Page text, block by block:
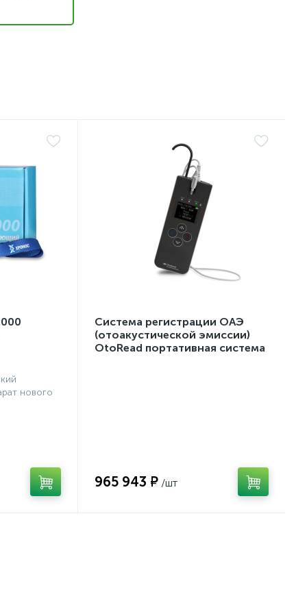
нового
Система регистрации ОАЭ
(отоакустической эмиссии)
OtoRead портативная система
965 943 ₽